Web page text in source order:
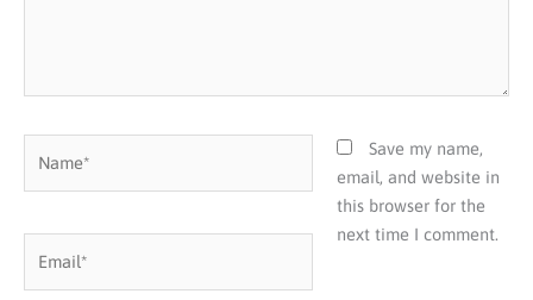
Save my name,
email, and website in
this browser for the
next time I comment.